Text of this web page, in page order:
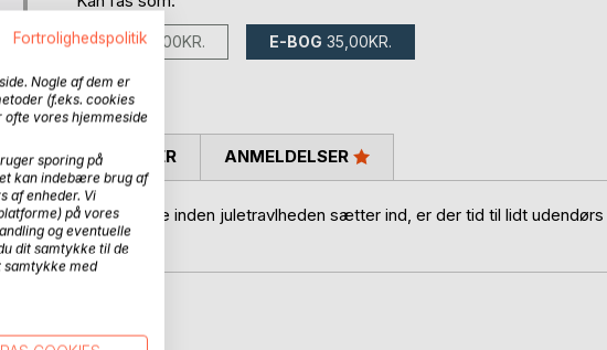
BOG 75,00KR. E-BOG 35,00KR.
Det er vinter, og lige inden juletravlheden sætter ind, er der tid til lidt udendørs
PRESSEN SKRIVER ANMELDELSER
Fortrolighedspolitik
Nogle af dem er
(f.eks. cookies
vores hjemmeside
sporing på
kan indebære brug af
af enheder. Vi
på vores
og eventuelle
dit samtykke til de
samtykke med